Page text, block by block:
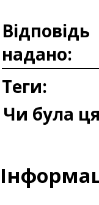
Відповідь
надано:
Теги:
Чи була